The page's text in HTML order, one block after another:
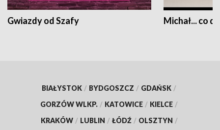
Gwiazdy od Szafy Michał... co
BIAŁYSTOK / BYDGOSZCZ / GDAŃSK /
GORZÓW WLKP. / KATOWICE / KIELCE /
KRAKÓW / LUBLIN / ŁÓDŹ / OLSZTYN /